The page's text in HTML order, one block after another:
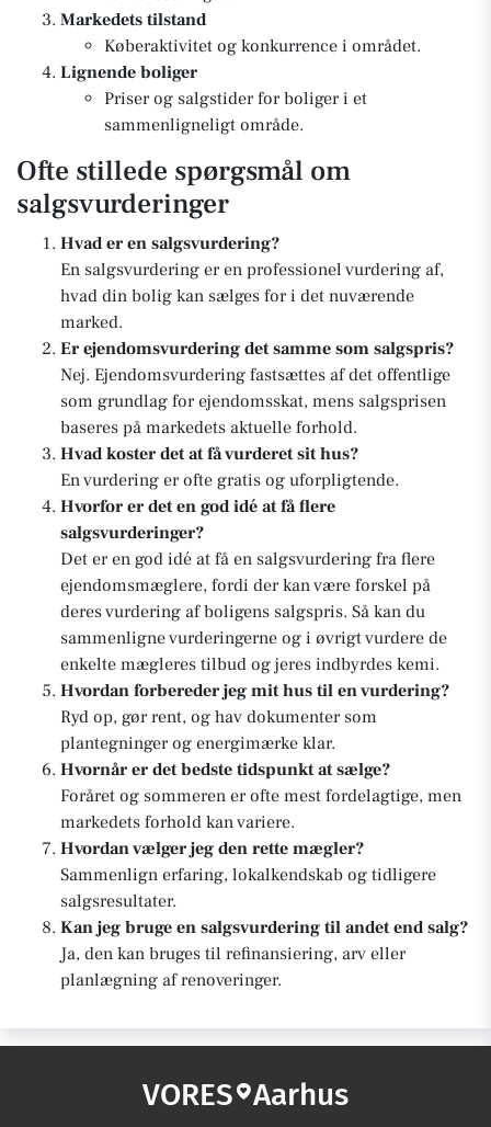
Markedets tilstand
Køberaktivitet og konkurrence i området.
Lignende boliger
Priser og salgstider for boliger i et
sammenligneligt område.
Ofte stillede spørgsmål om
salgsvurderinger
Hvad er en salgsvurdering?
En salgsvurdering er en professionel vurdering af,
hvad din bolig kan sælges for i det nuværende
marked.
Er ejendomsvurdering det samme som salgspris?
Nej. Ejendomsvurdering fastsættes af det offentlige
som grundlag for ejendomsskat, mens salgsprisen
baseres på markedets aktuelle forhold.
Hvad koster det at få vurderet sit hus?
En vurdering er ofte gratis og uforpligtende.
Hvorfor er det en god idé at få flere
salgsvurderinger?
Det er en god idé at få en salgsvurdering fra flere
ejendomsmæglere, fordi der kan være forskel på
deres vurdering af boligens salgspris. Så kan du
sammenligne vurderingerne og i øvrigt vurdere de
enkelte mægleres tilbud og jeres indbyrdes kemi.
Hvordan forbereder jeg mit hus til en vurdering?
Ryd op, gør rent, og hav dokumenter som
plantegninger og energimærke klar.
Hvornår er det bedste tidspunkt at sælge?
Foråret og sommeren er ofte mest fordelagtige, men
markedets forhold kan variere.
Hvordan vælger jeg den rette mægler?
Sammenlign erfaring, lokalkendskab og tidligere
salgsresultater.
Kan jeg bruge en salgsvurdering til andet end salg?
Ja, den kan bruges til refinansiering, arv eller
planlægning af renoveringer.
VORES Aarhus